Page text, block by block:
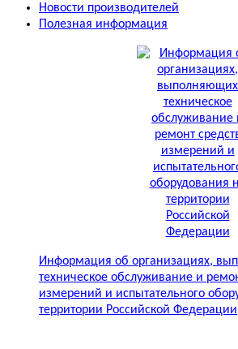
Новости производителей
Полезная информация
Информация об организациях,
техническое обслуживание и
измерений и испытательного
территории Российской Федерации